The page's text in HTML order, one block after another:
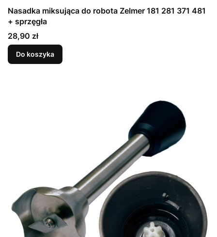
Nasadka miksująca do robota Zelmer 181 281 371 481
+ sprzęgła
Cena
28,90 zł
Do koszyka